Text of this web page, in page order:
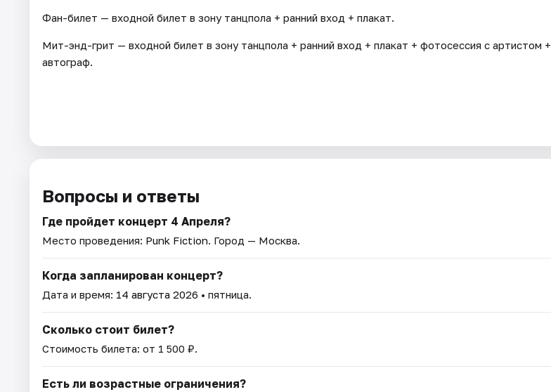
Фан-билет — входной билет в зону танцпола + ранний вход + плакат.
Мит-энд-грит — входной билет в зону танцпола + ранний вход + плакат + фотосессия с артистом +
автограф.
Вопросы и ответы
Где пройдет концерт 4 Апреля?
Место проведения: Punk Fiction. Город — Москва.
Когда запланирован концерт?
Дата и время: 14 августа 2026 • пятница.
Сколько стоит билет?
Стоимость билета: от 1 500 ₽.
Есть ли возрастные ограничения?